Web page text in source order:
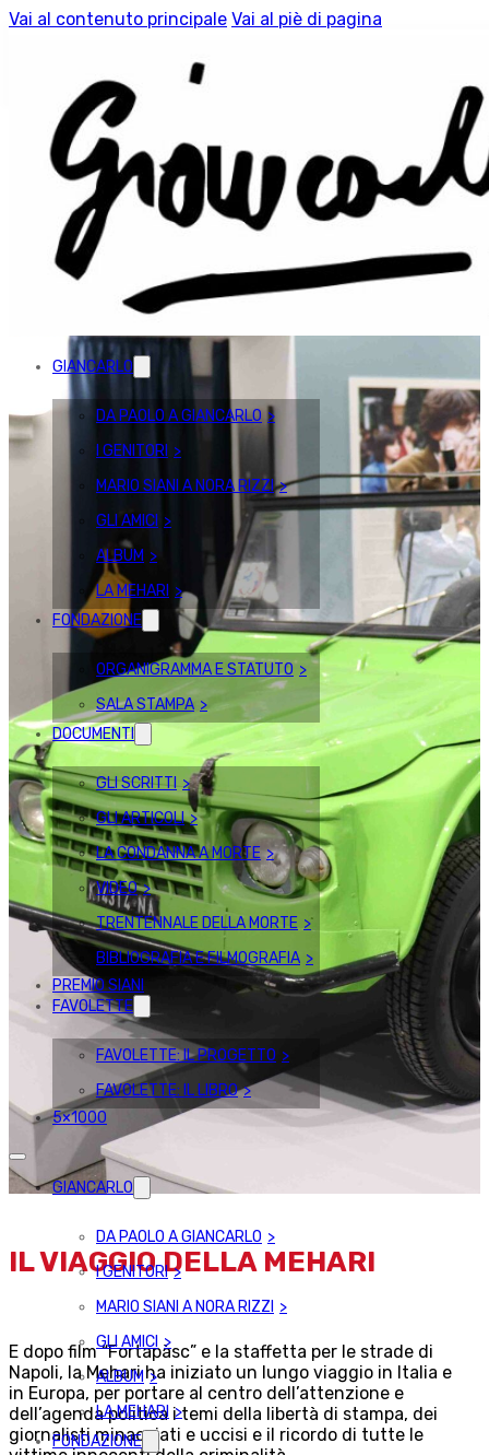
Vai al contenuto principale Vai al piè di pagina
GIANCARLO
DA PAOLO A GIANCARLO
I GENITORI
MARIO SIANI A NORA RIZZI
GLI AMICI
ALBUM
LA MEHARI
FONDAZIONE
ORGANIGRAMMA E STATUTO
SALA STAMPA
DOCUMENTI
GLI SCRITTI
GLI ARTICOLI
LA CONDANNA A MORTE
VIDEO
TRENTENNALE DELLA MORTE
BIBLIOGRAFIA E FILMOGRAFIA
PREMIO SIANI
FAVOLETTE
FAVOLETTE: IL PROGETTO
FAVOLETTE: IL LIBRO
5×1000
GIANCARLO
DA PAOLO A GIANCARLO
I GENITORI
MARIO SIANI A NORA RIZZI
GLI AMICI
ALBUM
LA MEHARI
FONDAZIONE
IL VIAGGIO DELLA MEHARI
E dopo film “Fortapàsc” e la staffetta per le strade di
Napoli, la Mehari ha iniziato un lungo viaggio in Italia e
in Europa, per portare al centro dell’attenzione e
dell’agenda politica i temi della libertà di stampa, dei
giornalisti minacciati e uccisi e il ricordo di tutte le